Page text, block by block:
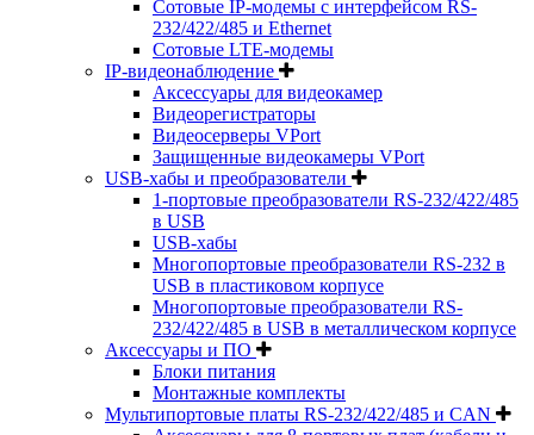
Сотовые IP-модемы с интерфейсом RS-
232/422/485 и Ethernet
Сотовые LTE-модемы
IP-видеонаблюдение
Аксессуары для видеокамер
Видеорегистраторы
Видеосерверы VPort
Защищенные видеокамеры VPort
USB-хабы и преобразователи
1-портовые преобразователи RS-232/422/485
в USB
USB-хабы
Многопортовые преобразователи RS-232 в
USB в пластиковом корпусе
Многопортовые преобразователи RS-
232/422/485 в USB в металлическом корпусе
Аксессуары и ПО
Блоки питания
Монтажные комплекты
Мультипортовые платы RS-232/422/485 и CAN